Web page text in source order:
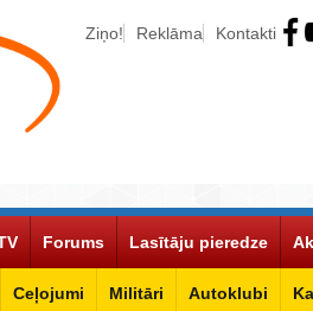
Ziņo! Reklāma Kontakti
Ceļojumi Militāri Autoklubi
Forums Lasītāju pieredze